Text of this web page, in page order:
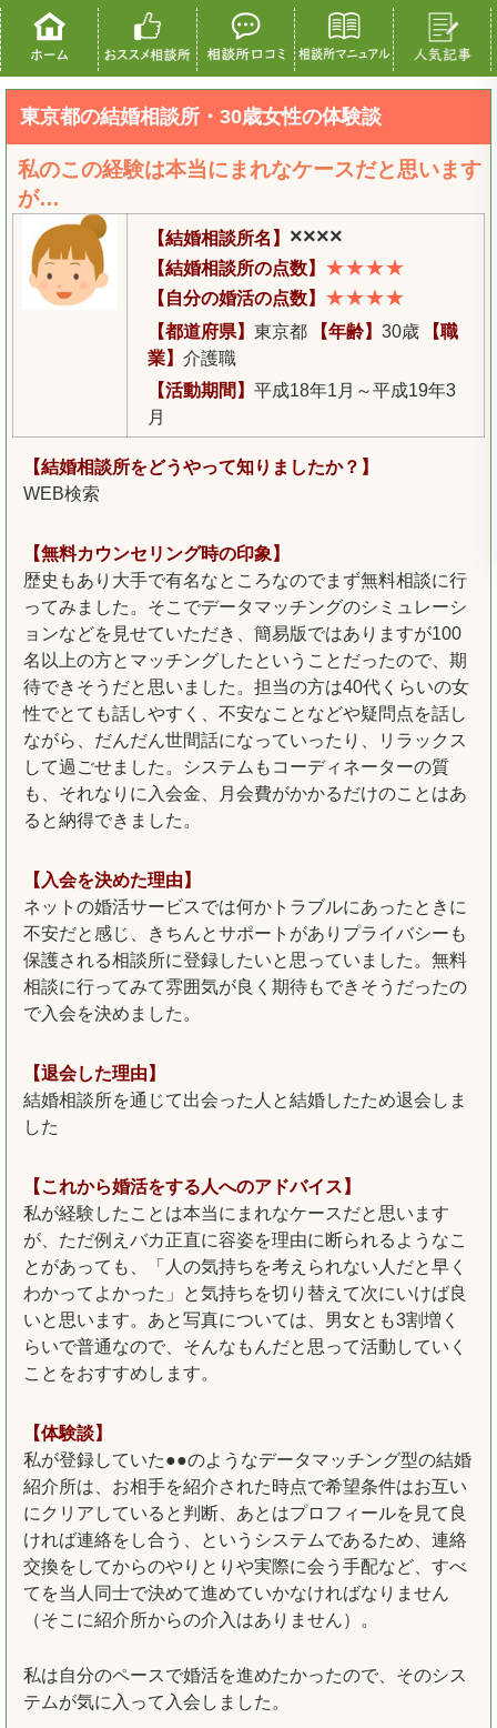
東京都の結婚相談所・30歳女性の体験談
私のこの経験は本当にまれなケースだと思います
が…
【結婚相談所名】 ××××
【結婚相談所の点数】 ★★★★
【自分の婚活の点数】 ★★★★
【都道府県】 東京都 【年齢】 30歳
【職
業】 介護職
【活動期間】 平成18年1月～平成19年3
月
【結婚相談所をどうやって知りましたか？】
WEB検索
【無料カウンセリング時の印象】
歴史もあり大手で有名なところなのでまず無料相談に行
ってみました。そこでデータマッチングのシミュレーシ
ョンなどを見せていただき、簡易版ではありますが100
名以上の方とマッチングしたということだったので、期
待できそうだと思いました。担当の方は40代くらいの女
性でとても話しやすく、不安なことなどや疑問点を話し
ながら、だんだん世間話になっていったり、リラックス
して過ごせました。システムもコーディネーターの質
も、それなりに入会金、月会費がかかるだけのことはあ
ると納得できました。
【入会を決めた理由】
ネットの婚活サービスでは何かトラブルにあったときに
不安だと感じ、きちんとサポートがありプライバシーも
保護される相談所に登録したいと思っていました。無料
相談に行ってみて雰囲気が良く期待もできそうだったの
で入会を決めました。
【退会した理由】
結婚相談所を通じて出会った人と結婚したため退会しま
した
【これから婚活をする人へのアドバイス】
私が経験したことは本当にまれなケースだと思います
が、ただ例えバカ正直に容姿を理由に断られるようなこ
とがあっても、「人の気持ちを考えられない人だと早く
わかってよかった」と気持ちを切り替えて次にいけば良
いと思います。あと写真については、男女とも3割増く
らいで普通なので、そんなもんだと思って活動していく
ことをおすすめします。
【体験談】
私が登録していた●●のようなデータマッチング型の結婚
紹介所は、お相手を紹介された時点で希望条件はお互い
にクリアしていると判断、あとはプロフィールを見て良
ければ連絡をし合う、というシステムであるため、連絡
交換をしてからのやりとりや実際に会う手配など、すべ
てを当人同士で決めて進めていかなければなりません
（そこに紹介所からの介入はありません）。
私は自分のペースで婚活を進めたかったので、そのシス
テムが気に入って入会しました。